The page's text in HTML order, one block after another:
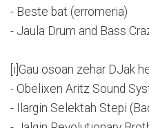
- Beste bat (erromeria)
- Jaula Drum and Bass
[i]Gau osoan zehar DJak
- Obelixen Aritz Sound
- Ilargin Selektah Stepi